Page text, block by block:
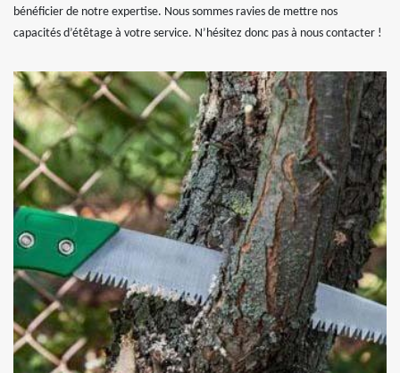
bénéficier de notre expertise. Nous sommes ravies de mettre nos
capacités d’étêtage à votre service. N’hésitez donc pas à nous contacter !